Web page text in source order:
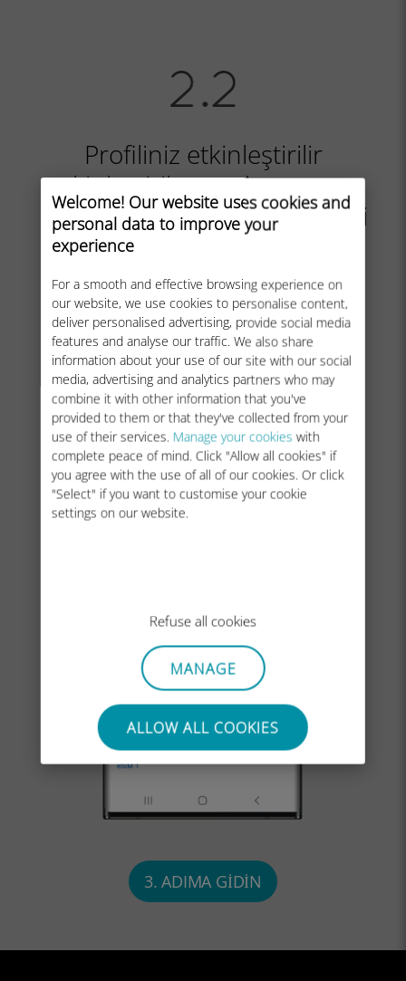
Welcome! Our website uses cookies and
personal data to improve your
experience
For a smooth and effective browsing experience on
our website, we use cookies to personalise content,
deliver personalised advertising, provide social media
features and analyse our traffic. We also share
information about your use of our site with our social
media, advertising and analytics partners who may
combine it with other information that you've
provided to them or that they've collected from your
use of their services. Manage your cookies with
complete peace of mind. Click "Allow all cookies" if
you agree with the use of all of our cookies. Or click
"Select" if you want to customise your cookie
settings on our website.
Refuse all cookies
MANAGE
ALLOW ALL COOKIES
3. ADIMA GIDIN
Profiliniz etkinleştirilir
etkinleştirilmez, ekranınızın
üst kısmında bir çift ağ sinyali
görünecektir.
Not: Çift şebeke yalnızca cihazınızda fiziksel bir SIM kart
takılıysa görünür.